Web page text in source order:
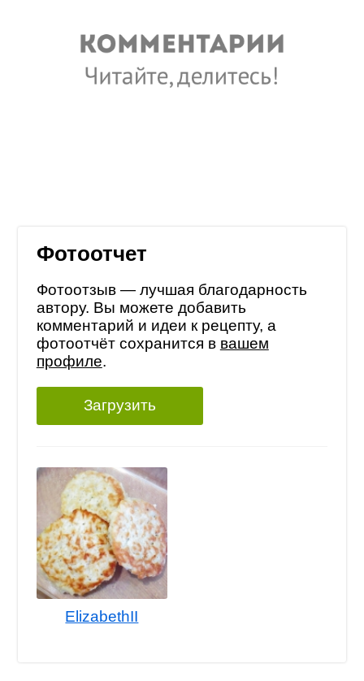
Фотоотчет
Фотоотзыв — лучшая благодарность
автору. Вы можете добавить
комментарий и идеи к рецепту, а
фотоотчёт сохранится в вашем
профиле.
Загрузить
ElizabethII